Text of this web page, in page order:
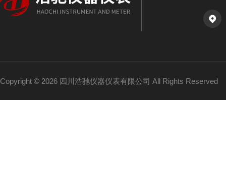
Copyright © 2026 四川浩驰仪器仪表有限公司 All Rights Reserved